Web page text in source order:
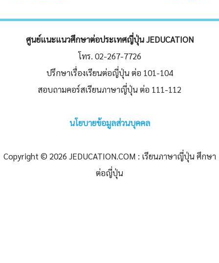
ศูนย์แนะแนวศึกษาต่อประเทศญี่ปุ่น JEDUCATION
โทร. 02-267-7726
ปรึกษาเรื่องเรียนต่อญี่ปุ่น ต่อ 101-104
สอบถามคอร์สเรียนภาษาญี่ปุ่น ต่อ 111-112
นโยบายข้อมูลส่วนบุคคล
Copyright © 2026 JEDUCATION.COM : เรียนภาษาญี่ปุ่น ศึกษา
ต่อญี่ปุ่น